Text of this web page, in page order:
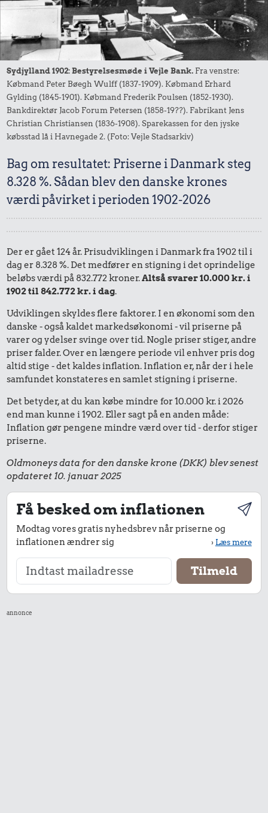
Sydjylland 1902: Bestyrelsesmøde i Vejle Bank. Fra venstre:
Købmand Peter Bøegh Wulff (1837-1909). Købmand Erhard
Gylding (1845-1901). Købmand Frederik Poulsen (1852-1930).
Bankdirektør Jacob Forum Petersen (1858-19??). Fabrikant Jens
Christian Christiansen (1836-1908). Sparekassen for den jyske
købsstad lå i Havnegade 2. (Foto: Vejle Stadsarkiv)
Bag om resultatet: Priserne i Danmark steg
8.328 %. Sådan blev den danske krones
værdi påvirket i perioden 1902-2026
Der er gået 124 år. Prisudviklingen i Danmark fra 1902 til i
dag er 8.328 %. Det medfører en stigning i det oprindelige
beløbs værdi på 832.772 kroner.Altså svarer 10.000 kr. i
1902 til 842.772 kr. i dag.
Udviklingen skyldes flere faktorer. I en økonomi som den
danske - også kaldet markedsøkonomi - vil priserne på
varer og ydelser svinge over tid. Nogle priser stiger, andre
priser falder. Over en længere periode vil enhver pris dog
altid stige - det kaldes inflation. Inflation er, når der i hele
samfundet konstateres en samlet stigning i priserne.
Det betyder, at du kan købe mindre for 10.000 kr. i 2026
end man kunne i 1902. Eller sagt på en anden måde:
Inflation gør pengene mindre værd over tid - derfor stiger
priserne.
Oldmoneys data for den danske krone (DKK) blev senest
opdateret 10. januar 2025
Få besked om inflationen
Modtag vores gratis nyhedsbrev når priserne og
inflationen ændrer sig
›Læs mere
annonce